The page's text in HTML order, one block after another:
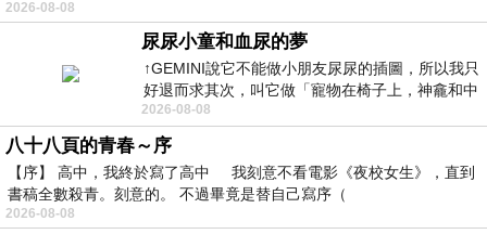
2026-08-08
尿尿小童和血尿的夢
↑GEMINI說它不能做小朋友尿尿的插圖，所以我只
好退而求其次，叫它做「寵物在椅子上，神龕和中
年人臉孔」的畫了。 六月底
2026-08-08
八十八頁的青春～序
【序】 高中，我終於寫了高中 我刻意不看電影《夜校女生》，直到
書稿全數殺青。刻意的。 不過畢竟是替自己寫序（
2026-08-08